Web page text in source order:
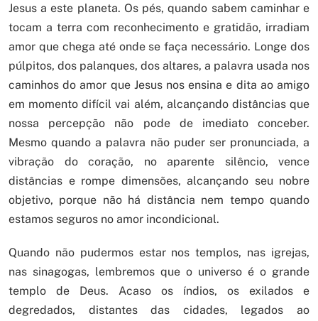
Jesus a este planeta. Os pés, quando sabem caminhar e
tocam a terra com reconhecimento e gratidão, irradiam
amor que chega até onde se faça necessário. Longe dos
púlpitos, dos palanques, dos altares, a palavra usada nos
caminhos do amor que Jesus nos ensina e dita ao amigo
em momento difícil vai além, alcançando distâncias que
nossa percepção não pode de imediato conceber.
Mesmo quando a palavra não puder ser pronunciada, a
vibração do coração, no aparente silêncio, vence
distâncias e rompe dimensões, alcançando seu nobre
objetivo, porque não há distância nem tempo quando
estamos seguros no amor incondicional.
Quando não pudermos estar nos templos, nas igrejas,
nas sinagogas, lembremos que o universo é o grande
templo de Deus. Acaso os índios, os exilados e
degredados, distantes das cidades, legados ao